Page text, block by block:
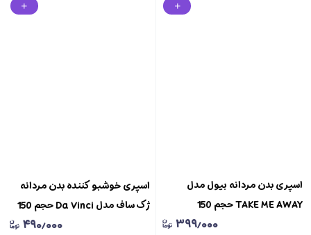
اسپری بدن مردانه بیول مدل
TAKE ME AWAY حجم 150
میلی‌لیترBODY SPRAY BIOL FOR
۳۹۹٫۰۰۰
اسپری خوشبو کننده بدن مردانه
ژک ساف مدل Da Vinci حجم 150
میلی لیتر Jacsaf Da Vinci Body
۴۹۰٫۰۰۰